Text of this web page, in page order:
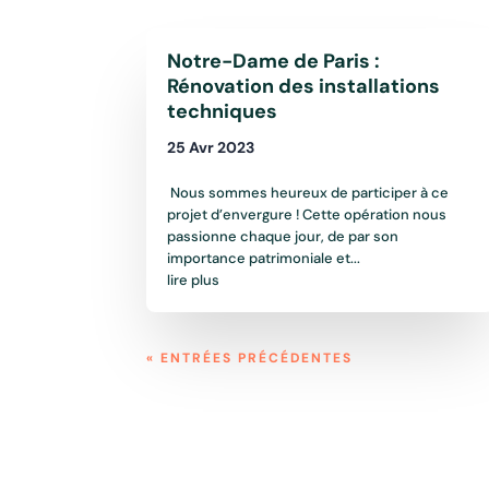
Notre-Dame de Paris :
Rénovation des installations
techniques
25 Avr 2023
Nous sommes heureux de participer à ce
projet d’envergure ! Cette opération nous
passionne chaque jour, de par son
importance patrimoniale et...
lire plus
« ENTRÉES PRÉCÉDENTES